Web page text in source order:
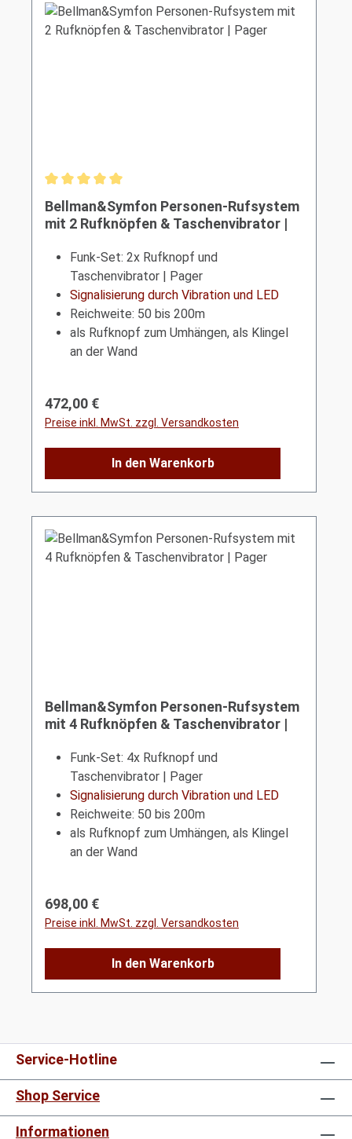
Durchschnittliche Bewertung von 5 von 5 Sternen
Bellman&Symfon Personen-Rufsystem
mit 2 Rufknöpfen & Taschenvibrator |
Funk-Set: 2x Rufknopf und
Taschenvibrator | Pager
Signalisierung durch Vibration und LED
Reichweite: 50 bis 200m
als Rufknopf zum Umhängen, als Klingel
an der Wand
Regulärer Preis:
472,00 €
Preise inkl. MwSt. zzgl. Versandkosten
In den Warenkorb
Bellman&Symfon Personen-Rufsystem
mit 4 Rufknöpfen & Taschenvibrator |
Funk-Set: 4x Rufknopf und
Taschenvibrator | Pager
Signalisierung durch Vibration und LED
Reichweite: 50 bis 200m
als Rufknopf zum Umhängen, als Klingel
an der Wand
Regulärer Preis:
698,00 €
Preise inkl. MwSt. zzgl. Versandkosten
In den Warenkorb
Service-Hotline
Shop Service
Informationen